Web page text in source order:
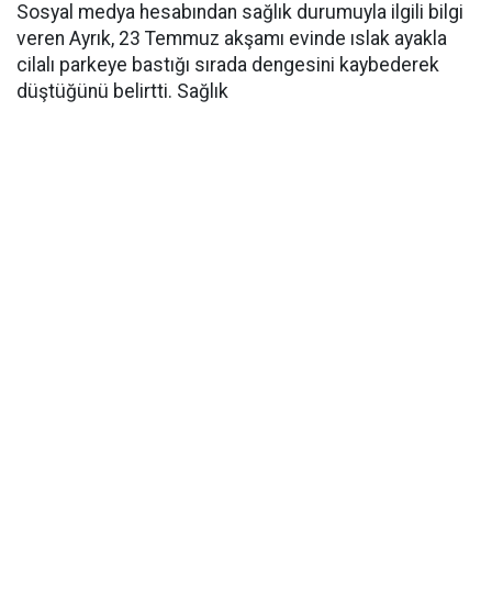
Sosyal medya hesabından sağlık durumuyla ilgili bilgi
veren Ayrık, 23 Temmuz akşamı evinde ıslak ayakla
cilalı parkeye bastığı sırada dengesini kaybederek
düştüğünü belirtti. Sağlık